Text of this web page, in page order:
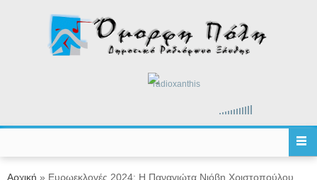
radioxanthis
Είστε εδώ
Αρχική » Ευρωεκλογές 2024: Η Παναγιώτα Νιόβη Χριστοπούλου